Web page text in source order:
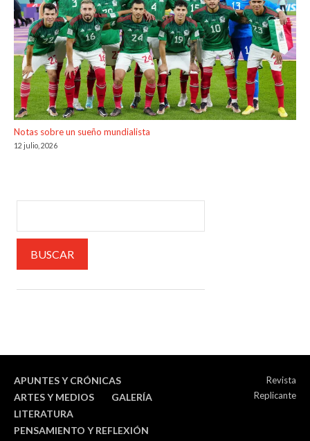
Notas sobre un sueño mundialista
12 julio, 2026
APUNTES Y CRÓNICAS
ARTES Y MEDIOS
GALERÍA
LITERATURA
PENSAMIENTO Y REFLEXIÓN
Revista
Replicante